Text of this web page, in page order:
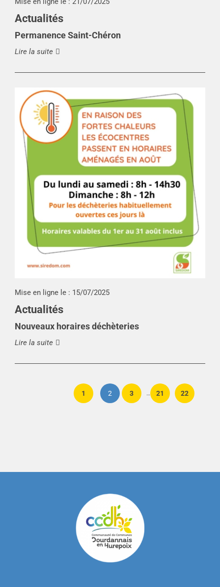
Actualités
Permanence Saint-Chéron
Lire la suite
Mise en ligne le : 15/07/2025
Actualités
Nouveaux horaires déchèteries
Lire la suite
1 2 3 … 21 22